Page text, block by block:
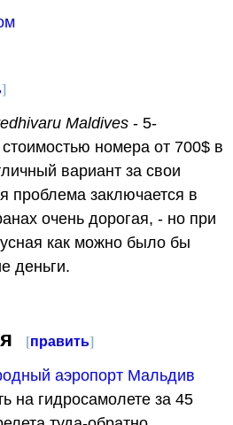
]
Maldives - 5-
номера от 700$ в
вариант за свои
проблема заключается в
очень дорогая, - но при
как можно было бы
деньги.
[править]
аэропорт Мальдив
на гидросамолете за 45